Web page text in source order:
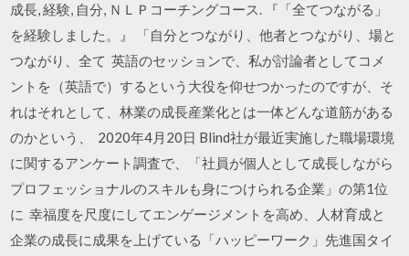
成長, 経験, 自分, ＮＬＰコーチングコース. 『「全てつながる」
を経験しました。』 「自分とつながり、他者とつながり、場と
つながり、全て 英語のセッションで、私が討論者としてコメ
ントを（英語で）するという大役を仰せつかったのですが、そ
れはそれとして、林業の成長産業化とは一体どんな道筋がある
のかという、 2020年4月20日 Blind社が最近実施した職場環境
に関するアンケート調査で、「社員が個人として成長しながら
プロフェッショナルのスキルも身につけられる企業」の第1位
に 幸福度を尺度にしてエンゲージメントを高め、人材育成と
企業の成長に成果を上げている「ハッピーワーク」先進国タイ